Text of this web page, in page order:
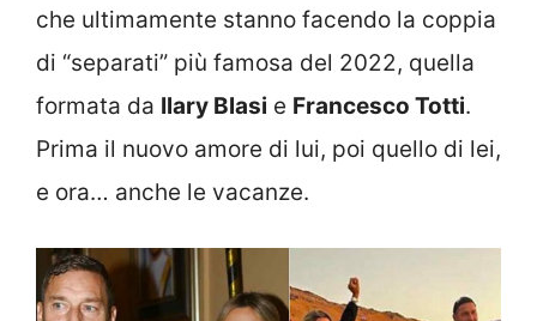
che ultimamente stanno facendo la coppia
di “separati” più famosa del 2022, quella
formata da Ilary Blasi e Francesco Totti.
Prima il nuovo amore di lui, poi quello di lei,
e ora… anche le vacanze.